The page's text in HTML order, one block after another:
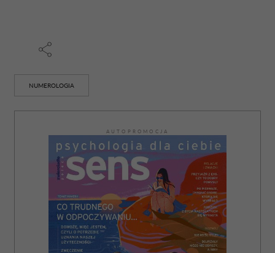
korzystania z ich usług.
NUMEROLOGIA
AUTOPROMOCJA